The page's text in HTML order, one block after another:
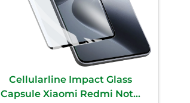
Cellularline Impact Glass
Capsule Xiaomi Redmi Not...